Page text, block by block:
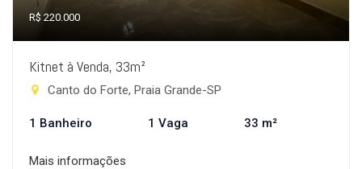
R$ 220.000
Kitnet à Venda, 33m²
Canto do Forte, Praia Grande-SP
1 Banheiro 1 Vaga 33 m²
Mais informações